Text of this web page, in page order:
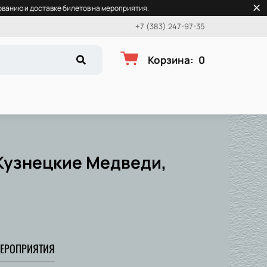
и доставке билетов на мероприятия.
+7 (383) 247-97-35
Корзина: 0
Медведи,